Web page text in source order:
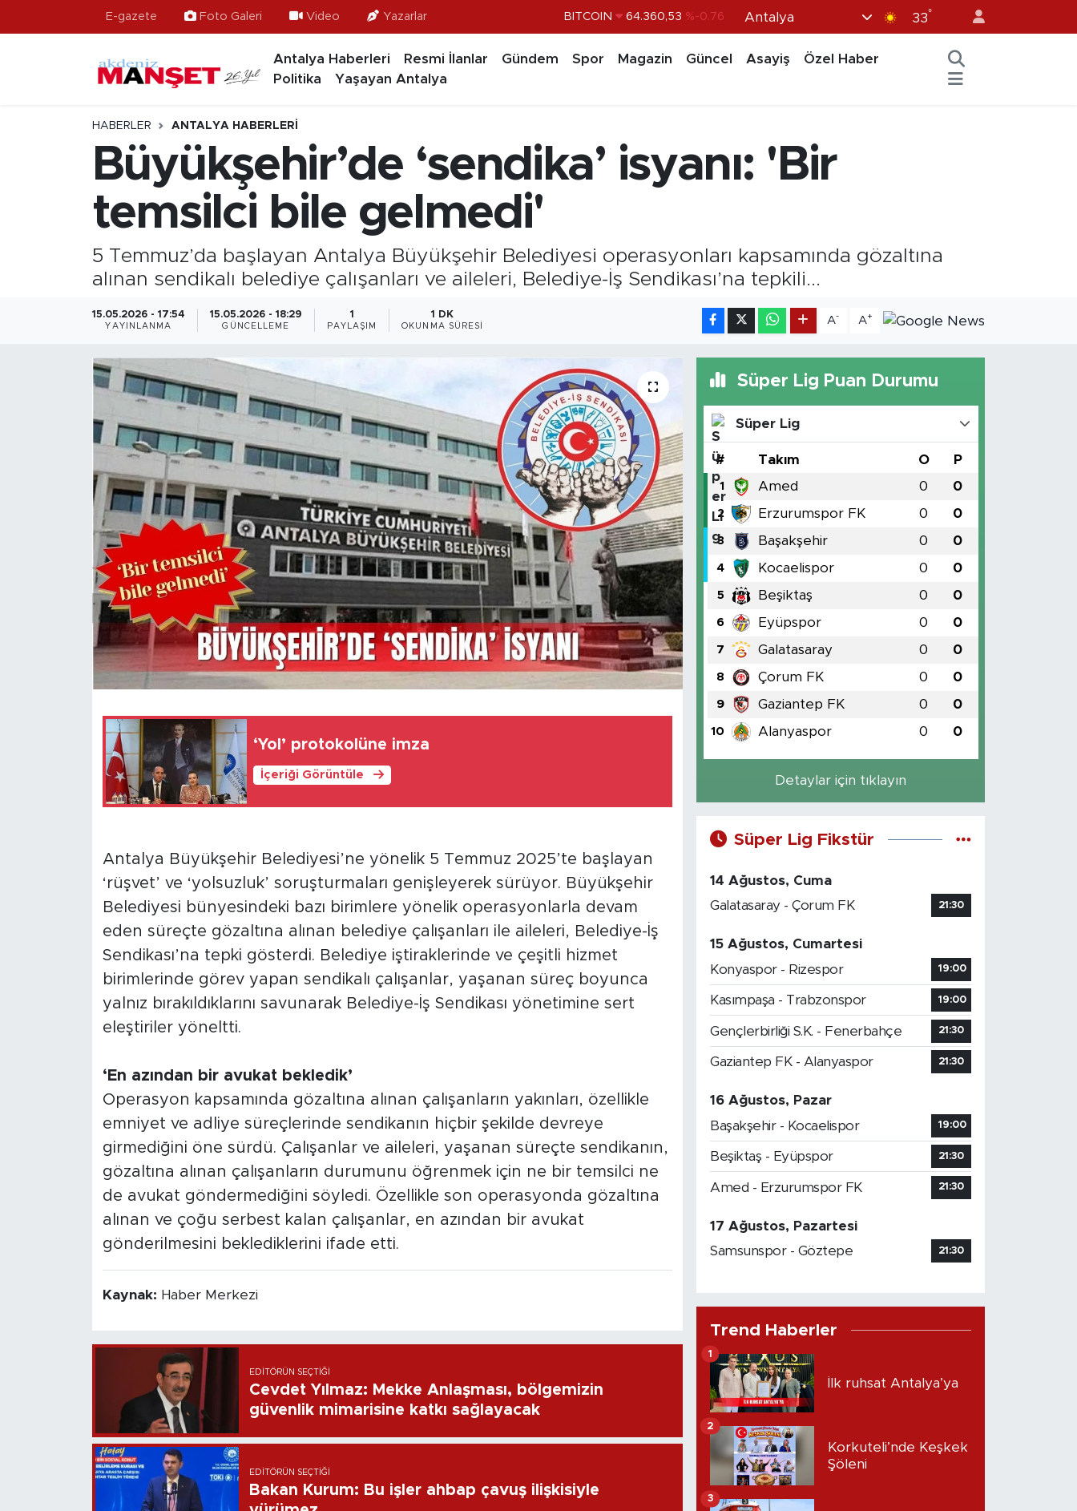
E-gazete Foto Galeri Video Yazarlar BITCOIN 64.360,53 %-0.76
BİST100 13.887 %64
Antalya 33°
Antalya Haberleri Resmi İlanlar Gündem Spor Magazin Güncel Asayiş
Özel Haber
Politika
Yaşayan Antalya
HABERLER ANTALYA HABERLERI
Büyükşehir’de ‘sendika’ isyanı: 'Bir
temsilci bile gelmedi'
5 Temmuz’da başlayan Antalya Büyükşehir Belediyesi operasyonları kapsamında gözaltına
alınan sendikalı belediye çalışanları ve aileleri, Belediye-İş Sendikası’na tepkili...
15.05.2026 - 17:54
YAYINLANMA
15.05.2026 - 18:29
GÜNCELLEME
1
PAYLAŞIM
1 DK
OKUNMA SÜRESI
A- A+
‘Yol’ protokolüne imza
İçeriği Görüntüle
Antalya Büyükşehir Belediyesi’ne yönelik 5 Temmuz 2025’te başlayan
‘rüşvet’ ve ‘yolsuzluk’ soruşturmaları genişleyerek sürüyor. Büyükşehir
Belediyesi bünyesindeki bazı birimlere yönelik operasyonlarla devam
eden süreçte gözaltına alınan belediye çalışanları ile aileleri, Belediye-İş
Sendikası’na tepki gösterdi. Belediye iştiraklerinde ve çeşitli hizmet
birimlerinde görev yapan sendikalı çalışanlar, yaşanan süreç boyunca
yalnız bırakıldıklarını savunarak Belediye-İş Sendikası yönetimine sert
eleştiriler yöneltti.
‘En azından bir avukat bekledik’
Operasyon kapsamında gözaltına alınan çalışanların yakınları, özellikle
emniyet ve adliye süreçlerinde sendikanın hiçbir şekilde devreye
girmediğini öne sürdü. Çalışanlar ve aileleri, yaşanan süreçte sendikanın,
gözaltına alınan çalışanların durumunu öğrenmek için ne bir temsilci ne
de avukat göndermediğini söyledi. Özellikle son operasyonda gözaltına
alınan ve çoğu serbest kalan çalışanlar, en azından bir avukat
gönderilmesini beklediklerini ifade etti.
Kaynak: Haber Merkezi
EDITÖRÜN SEÇTIĞI
Cevdet Yılmaz: Mekke Anlaşması, bölgemizin
güvenlik mimarisine katkı sağlayacak
EDITÖRÜN SEÇTIĞI
Bakan Kurum: Bu işler ahbap çavuş ilişkisiyle
Süper Lig Puan Durumu
Süper Lig
# Takım O P
1 Amed 0 0
2 Erzurumspor FK 0 0
3 Başakşehir 0 0
4 Kocaelispor 0 0
5 Beşiktaş 0 0
6 Eyüpspor 0 0
7 Galatasaray 0 0
8 Çorum FK 0 0
9 Gaziantep FK 0 0
10 Alanyaspor 0 0
Detaylar için tıklayın
Süper Lig Fikstür
14 Ağustos, Cuma
Galatasaray - Çorum FK
21:30
15 Ağustos, Cumartesi
Konyaspor - Rizespor
19:00
Kasımpaşa - Trabzonspor 19:00
Gençlerbirliği S.K. - Fenerbahçe 21:30
Gaziantep FK - Alanyaspor 21:30
16 Ağustos, Pazar
Başakşehir - Kocaelispor
19:00
Beşiktaş - Eyüpspor 21:30
Amed - Erzurumspor FK 21:30
17 Ağustos, Pazartesi
Samsunspor - Göztepe
21:30
Trend Haberler
İlk ruhsat Antalya’ya
1
Korkuteli’nde Keşkek
Şöleni
2
3
Ekonomi
Gündem
Magazin
Özel Haber
Politika
Resmi İlanlar
Hava Durumu
Süper Lig Puan Durumu ve Fikstür
Tüm Manşetler
Son Dakika Haberleri
Haber Arşivi